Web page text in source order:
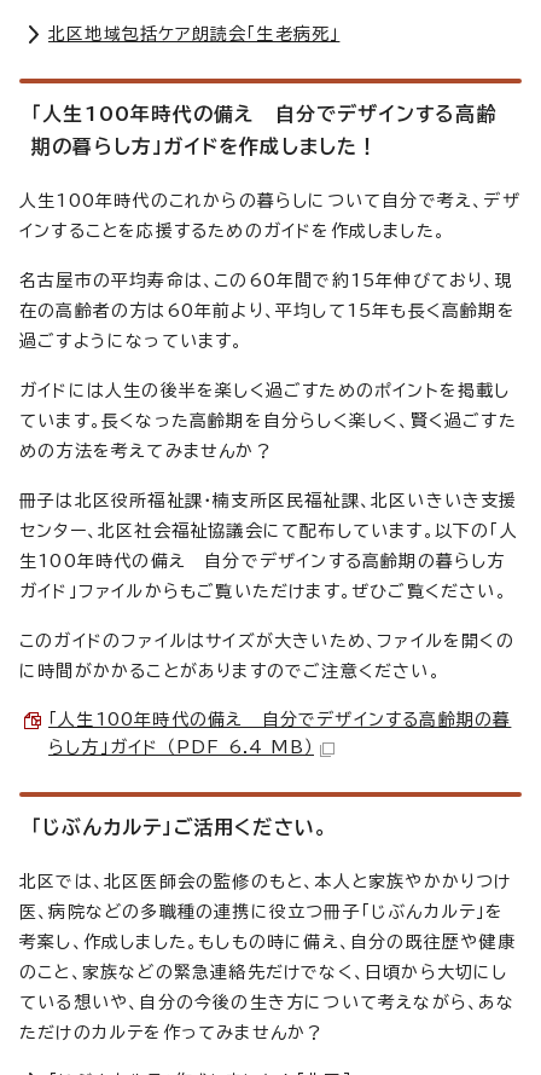
北区地域包括ケア朗読会「生老病死」
「人生100年時代の備え 自分でデザインする高齢
期の暮らし方」ガイドを作成しました！
人生100年時代のこれからの暮らしについて自分で考え、デザ
インすることを応援するためのガイドを作成しました。
名古屋市の平均寿命は、この60年間で約15年伸びており、現
在の高齢者の方は60年前より、平均して15年も長く高齢期を
過ごすようになっています。
ガイドには人生の後半を楽しく過ごすためのポイントを掲載し
ています。長くなった高齢期を自分らしく楽しく、賢く過ごすた
めの方法を考えてみませんか？
冊子は北区役所福祉課・楠支所区民福祉課、北区いきいき支援
センター、北区社会福祉協議会にて配布しています。以下の「人
生100年時代の備え 自分でデザインする高齢期の暮らし方
ガイド」ファイルからもご覧いただけます。ぜひご覧ください。
このガイドのファイルはサイズが大きいため、ファイルを開くの
に時間がかかることがありますのでご注意ください。
「人生100年時代の備え 自分でデザインする高齢期の暮
らし方」ガイド （PDF 6.4 MB）
「じぶんカルテ」ご活用ください。
北区では、北区医師会の監修のもと、本人と家族やかかりつけ
医、病院などの多職種の連携に役立つ冊子「じぶんカルテ」を
考案し、作成しました。もしもの時に備え、自分の既往歴や健康
のこと、家族などの緊急連絡先だけでなく、日頃から大切にし
ている想いや、自分の今後の生き方について考えながら、あな
ただけのカルテを作ってみませんか？